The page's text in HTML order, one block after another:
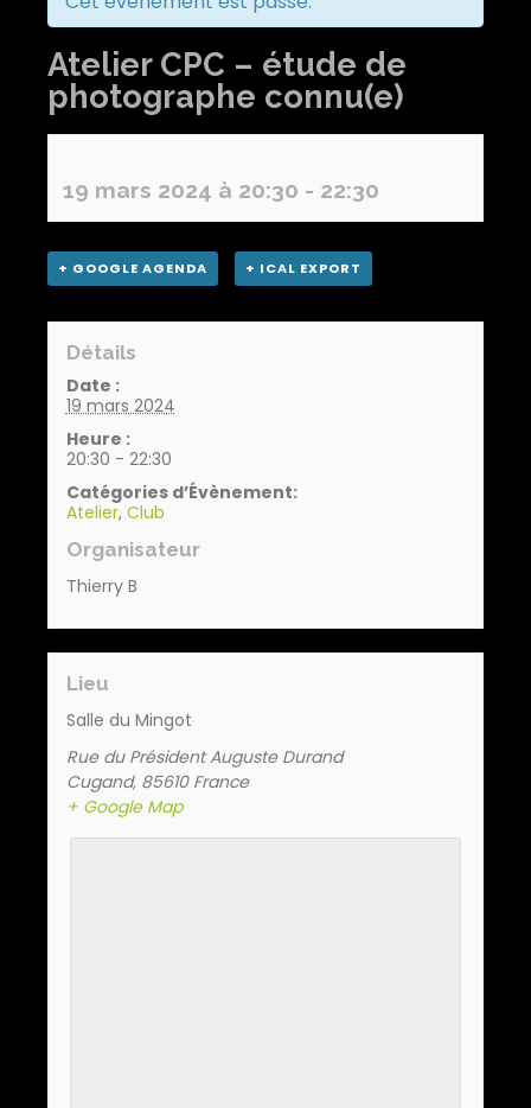
Atelier CPC – étude de
photographe connu(e)
19 mars 2024 à 20:30 - 22:30
+ GOOGLE AGENDA + ICAL EXPORT
Détails
Date :
19 mars 2024
Heure :
20:30 - 22:30
Catégories d’Évènement:
Atelier, Club
Organisateur
Thierry B
Lieu
Salle du Mingot
Rue du Président Auguste Durand
Cugand, 85610 France
+ Google Map